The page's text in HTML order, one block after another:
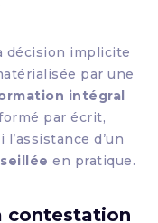
décision implicite
par une
intégral
par écrit,
d’un
en pratique.
contestation